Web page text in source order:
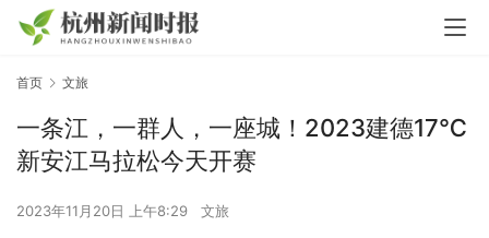
首页 文旅
一条江，一群人，一座城！2023建德17℃
新安江马拉松今天开赛
2023年11月20日 上午8:29 文旅